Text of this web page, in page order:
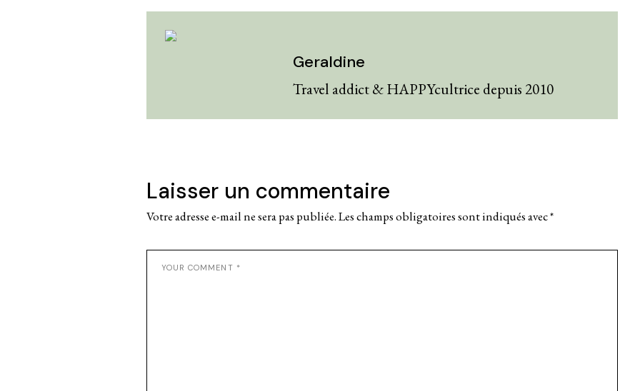
Geraldine
Travel addict & HAPPYcultrice depuis 2010
Laisser un commentaire
Votre adresse e-mail ne sera pas publiée.Les champs obligatoires sont indiqués avec*